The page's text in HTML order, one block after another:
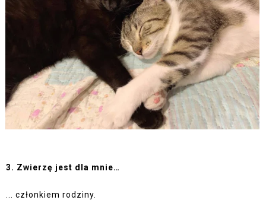
3. Zwierzę jest dla mnie…
... członkiem rodziny.